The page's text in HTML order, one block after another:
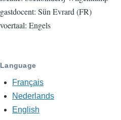
gastdocent: Sün Evrard (FR)
voertaal: Engels
Language
Français
Nederlands
English